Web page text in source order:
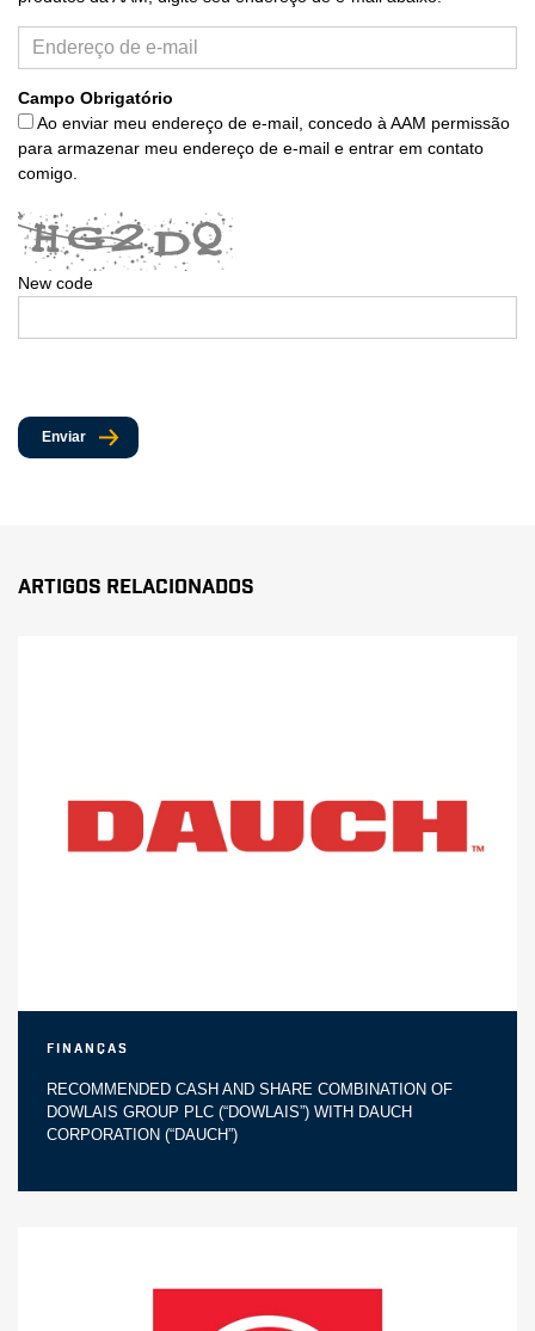
Campo Obrigatório
Ao enviar meu endereço de e-mail, concedo à AAM permissão
para armazenar meu endereço de e-mail e entrar em contato
comigo.
New code
Enviar
Artigos Relacionados
Finanças
RECOMMENDED CASH AND SHARE COMBINATION OF
DOWLAIS GROUP PLC (“DOWLAIS”) WITH DAUCH
CORPORATION (“DAUCH”)